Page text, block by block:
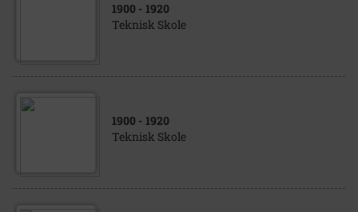
1900 - 1920
Teknisk Skole
1900 - 1920
Teknisk Skole